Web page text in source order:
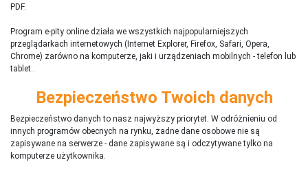
PDF.
Program e-pity online działa we wszystkich najpopularniejszych
przeglądarkach internetowych (Internet Explorer, Firefox, Safari, Opera,
Chrome) zarówno na komputerze, jaki i urządzeniach mobilnych - telefon lub
tablet..
Bezpieczeństwo Twoich danych
Bezpieczeństwo danych to nasz najwyższy priorytet. W odróżnieniu od
innych programów obecnych na rynku, żadne dane osobowe nie są
zapisywane na serwerze - dane zapisywane są i odczytywane tylko na
komputerze użytkownika.